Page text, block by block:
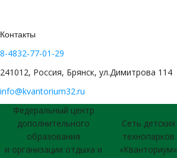
Контакты
8-4832-77-01-29
241012, Россия, Брянск, ул.Димитрова 114
info@kvantorium32.ru
Федеральный центр
дополнительного
образования
и организации отдыха и
Сеть детских
технопарков
«Кванториум»